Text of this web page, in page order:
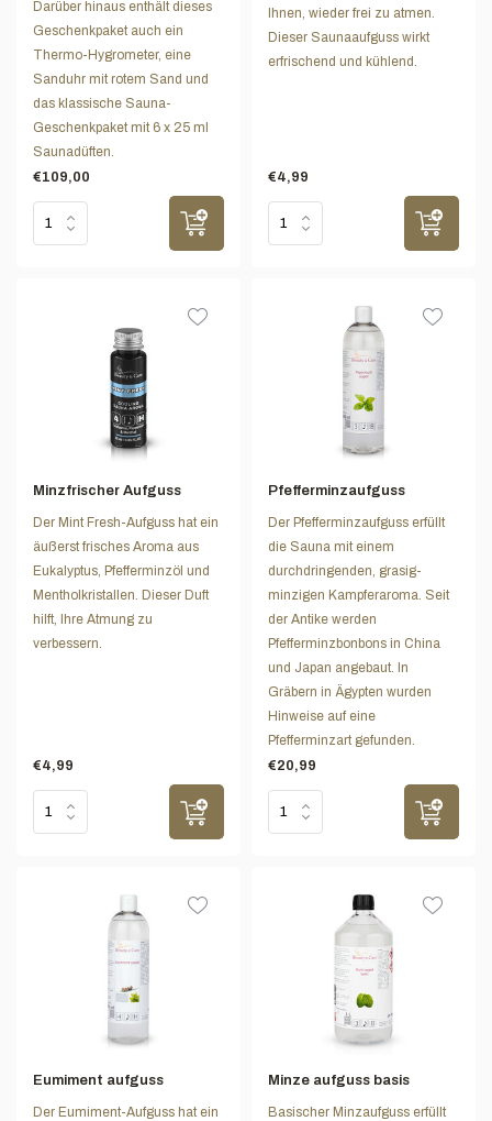
Darüber hinaus enthält dieses
Geschenkpaket auch ein
Thermo-Hygrometer, eine
Sanduhr mit rotem Sand und
das klassische Sauna-
Geschenkpaket mit 6 x 25 ml
Saunadüften.
€109,00
Ihnen, wieder frei zu atmen.
Dieser Saunaaufguss wirkt
erfrischend und kühlend.
€4,99
Minzfrischer Aufguss
Der Mint Fresh-Aufguss hat ein
äußerst frisches Aroma aus
Eukalyptus, Pfefferminzöl und
Mentholkristallen. Dieser Duft
hilft, Ihre Atmung zu
verbessern.
€4,99
Pfefferminzaufguss
Der Pfefferminzaufguss erfüllt
die Sauna mit einem
durchdringenden, grasig-
minzigen Kampferaroma. Seit
der Antike werden
Pfefferminzbonbons in China
und Japan angebaut. In
Gräbern in Ägypten wurden
Hinweise auf eine
Pfefferminzart gefunden.
€20,99
Eumiment aufguss
Der Eumiment-Aufguss hat ein
Minze aufguss basis
Basischer Minzaufguss erfüllt